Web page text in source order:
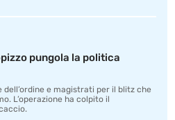
pungola la politica
e magistrati per il blitz che
L’operazione ha colpito il